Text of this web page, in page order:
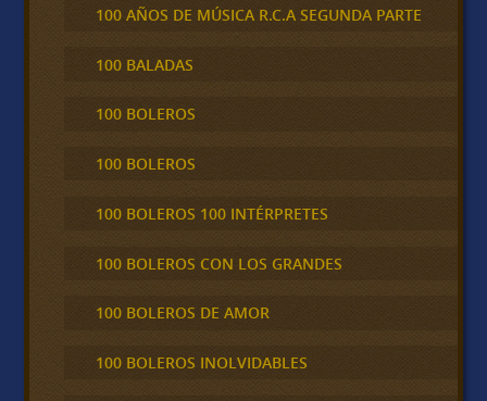
100 AÑOS DE MÚSICA R.C.A SEGUNDA PARTE
100 BALADAS
100 BOLEROS
100 BOLEROS
100 BOLEROS 100 INTÉRPRETES
100 BOLEROS CON LOS GRANDES
100 BOLEROS DE AMOR
100 BOLEROS INOLVIDABLES